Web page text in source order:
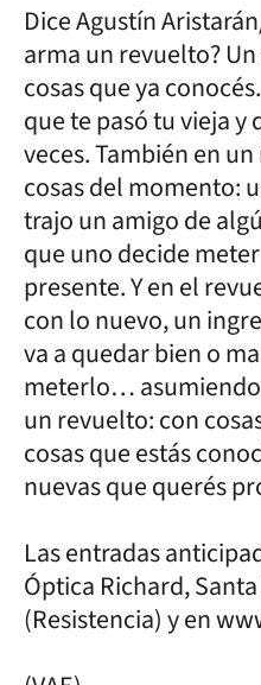
Dice Agustín
arma un revuelto?
cosas que ya
que te pasó tu vieja y
veces. También en
cosas del momento:
trajo un amigo de
que uno decide
presente. Y en el
con lo nuevo, un
va a quedar bien o
meterlo… asumiendo
un revuelto: con
cosas que estás
nuevas que querés
Las entradas
Óptica Richard,
(Resistencia) y en